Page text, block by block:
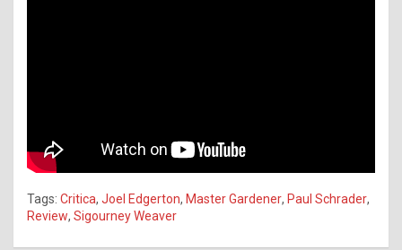
Tags: Critica, Joel Edgerton, Master Gardener, Paul Schrader,
Review, Sigourney Weaver